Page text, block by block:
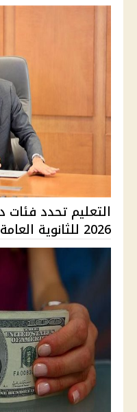
التعليم تحدد فئات
2026 للثانوية العامة بالد...